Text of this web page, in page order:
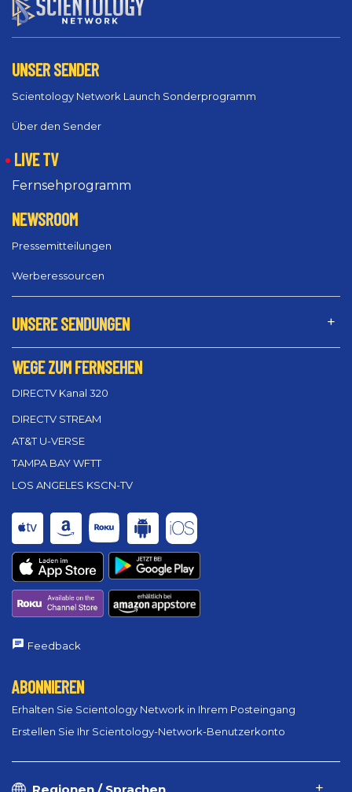
UNSER SENDER
Scientology Network Launch Sonderprogramm
Über den Sender
LIVE TV
Fernsehprogramm
NEWSROOM
Pressemitteilungen
Werberessourcen
UNSERE SENDUNGEN
WEGE ZUM FERNSEHEN
DIRECTV Kanal 320
DIRECTV STREAM
AT&T U-VERSE
TAMPA BAY WFTT
LOS ANGELES KSCN-TV
Feedback
ABONNIEREN
Erhalten Sie Scientology Network in Ihrem Posteingang
Erstellen Sie Ihr Scientology-Network-Benutzerkonto